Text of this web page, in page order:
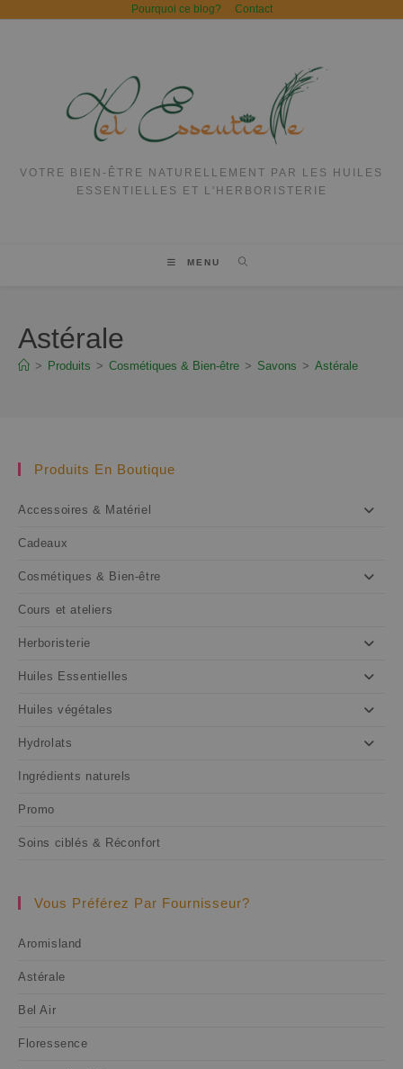
Pourquoi ce blog? Contact
VOTRE BIEN-ÊTRE NATURELLEMENT PAR LES HUILES
ESSENTIELLES ET L'HERBORISTERIE
MENU
Astérale
> Produits > Cosmétiques & Bien-être > Savons > Astérale
Produits En Boutique
Accessoires & Matériel
Cadeaux
Cosmétiques & Bien-être
Cours et ateliers
Herboristerie
Huiles Essentielles
Huiles végétales
Hydrolats
Ingrédients naturels
Promo
Soins ciblés & Réconfort
Vous Préférez Par Fournisseur?
Aromisland
Astérale
Bel Air
Floressence